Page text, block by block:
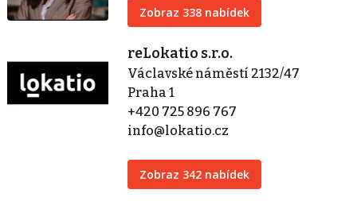
Zobraz 338 nabídek
reLokatio s.r.o.
Václavské náměstí 2132/47
Praha 1
+420 725 896 767
info@lokatio.cz
Zobraz 342 nabídek